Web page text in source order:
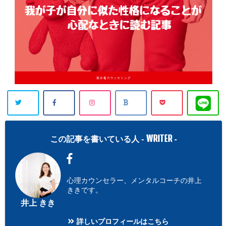
この記事を書いている人 - WRITER -
井上 きき
心理カウンセラー、メンタルコーチの井上
ききです。
詳しいプロフィールはこちら